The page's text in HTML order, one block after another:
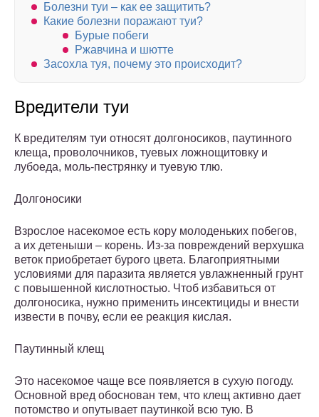
Болезни туи – как ее защитить?
Какие болезни поражают туи?
Бурые побеги
Ржавчина и шютте
Засохла туя, почему это происходит?
Вредители туи
К вредителям туи относят долгоносиков, паутинного
клеща, проволочников, туевых ложнощитовку и
лубоеда, моль-пестрянку и туевую тлю.
Долгоносики
Взрослое насекомое есть кору молоденьких побегов,
а их детеныши – корень. Из-за повреждений верхушка
веток приобретает бурого цвета. Благоприятными
условиями для паразита является увлажненный грунт
с повышенной кислотностью. Чтоб избавиться от
долгоносика, нужно применить инсектициды и внести
извести в почву, если ее реакция кислая.
Паутинный клещ
Это насекомое чаще все появляется в сухую погоду.
Основной вред обоснован тем, что клещ активно дает
потомство и опутывает паутинкой всю тую. В